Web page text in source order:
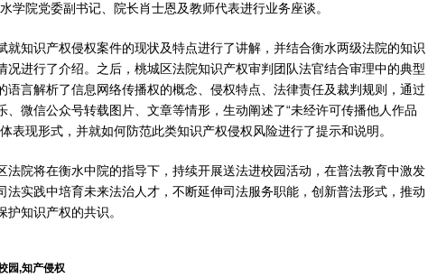
学院党委副书记、院长肖士恩及教师代表进行业务座谈。
知识产权侵权案件的现状及特点进行了讲解，并结合衡水两级法院的知识
况进行了介绍。之后，桃城区法院知识产权审判团队法官结合审理中的典型
语言解析了信息网络传播权的概念、侵权特点、法律责任及裁判规则，通过
、微信公众号转载图片、文章等情形，生动阐述了“未经许可传播他人作品
表现形式，并就如何防范此类知识产权侵权风险进行了提示和说明。
院将在衡水中院的指导下，持续开展送法进校园活动，在普法教育中激发
法实践中培育未来法治人才，不断延伸司法服务职能，创新普法形式，推动
知识产权的共识。
园,知产侵权